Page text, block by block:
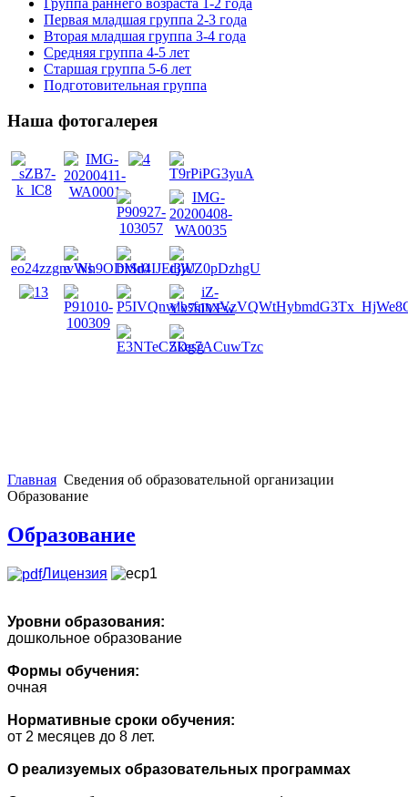
Группа раннего возраста 1-2 года
Первая младшая группа 2-3 года
Вторая младшая группа 3-4 года
Средняя группа 4-5 лет
Старшая группа 5-6 лет
Подготовительная группа
Наша фотогалерея
Главная Сведения об образовательной организации
Образование
Образование
Лицензия
Уровни образования:
дошкольное образование
Формы обучения:
очная
Нормативные сроки обучения:
от 2 месяцев до 8 лет.
О реализуемых образовательных программах